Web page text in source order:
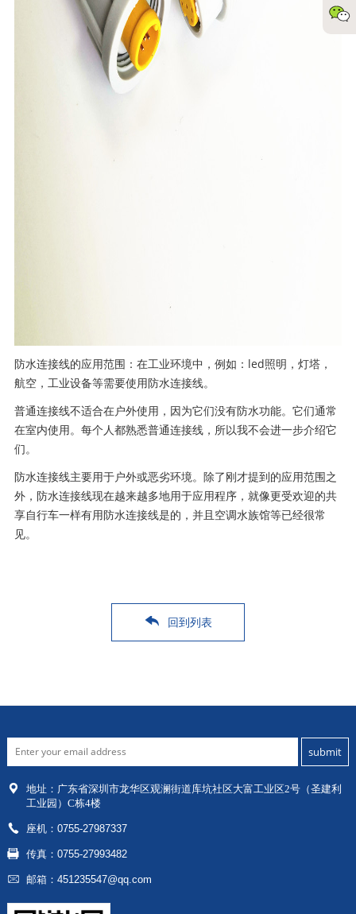
防水连接线的应用范围：在工业环境中，例如：led照明，灯塔，
航空，工业设备等需要使用防水连接线。
普通连接线不适合在户外使用，因为它们没有防水功能。它们通常
在室内使用。每个人都熟悉普通连接线，所以我不会进一步介绍它
们。
防水连接线主要用于户外或恶劣环境。除了刚才提到的应用范围之
外，防水连接线现在越来越多地用于应用程序，就像更受欢迎的共
享自行车一样有用防水连接线是的，并且空调水族馆等已经很常
见。
回到列表
地址： 广东省深圳市龙华区观澜街道库坑社区大富工业区2号（圣建利
工业园）C栋4楼
座机：0755-27987337
传真：0755-27993482
邮箱：451235547@qq.com